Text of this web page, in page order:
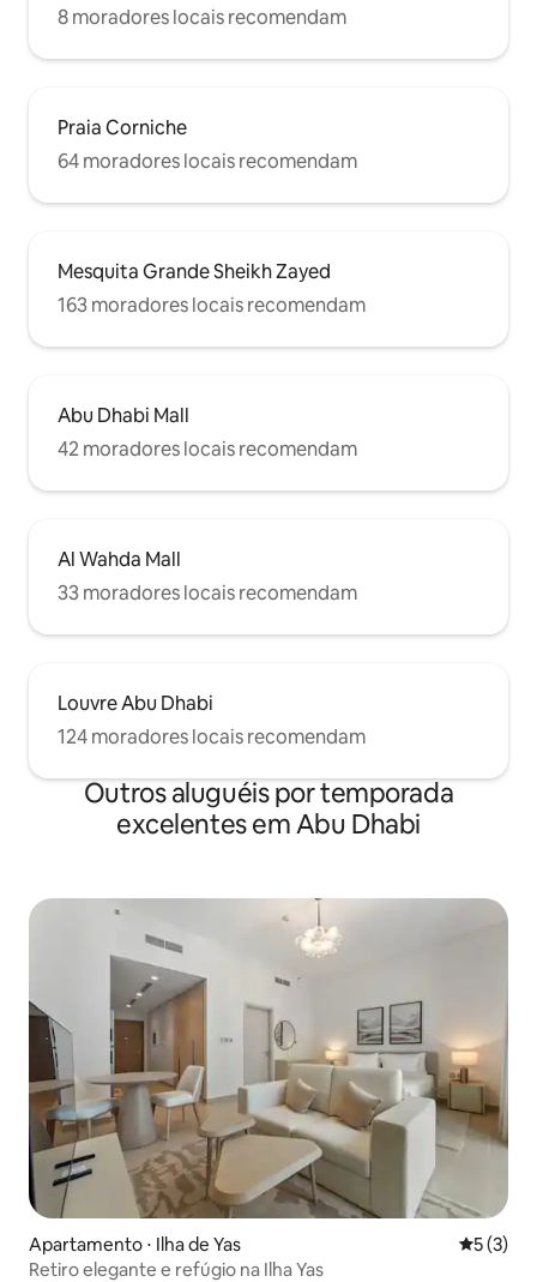
8 moradores locais recomendam
Praia Corniche
64 moradores locais recomendam
Mesquita Grande Sheikh Zayed
163 moradores locais recomendam
Abu Dhabi Mall
42 moradores locais recomendam
Al Wahda Mall
33 moradores locais recomendam
Louvre Abu Dhabi
124 moradores locais recomendam
Outros aluguéis por temporada
excelentes em Abu Dhabi
Apartamento ⋅ Ilha de Yas 5 de
5 (3)
Retiro elegante e refúgio na Ilha Yas